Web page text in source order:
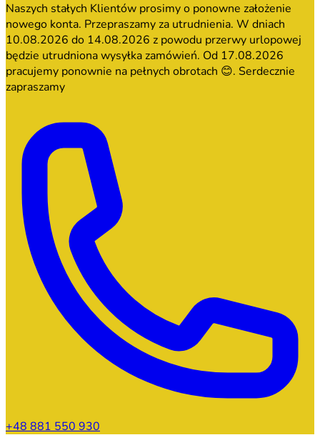
Naszych stałych Klientów prosimy o ponowne założenie
nowego konta. Przepraszamy za utrudnienia. W dniach
10.08.2026 do 14.08.2026 z powodu przerwy urlopowej
będzie utrudniona wysyłka zamówień. Od 17.08.2026
pracujemy ponownie na pełnych obrotach 😊. Serdecznie
zapraszamy
+48 881 550 930